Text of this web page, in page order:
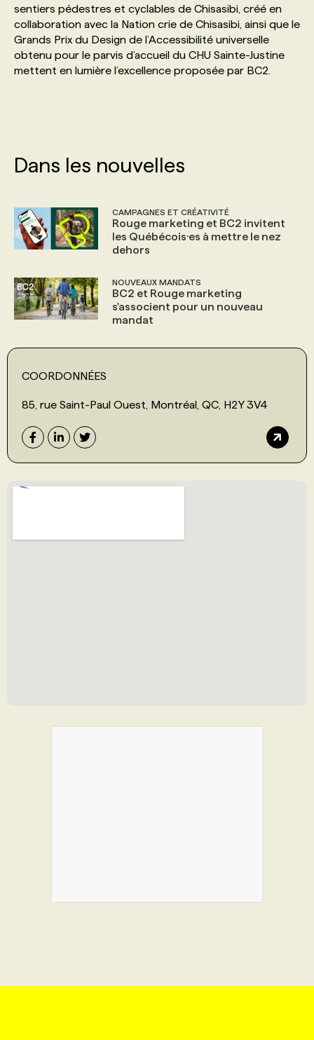
sentiers pédestres et cyclables de Chisasibi, créé en
collaboration avec la Nation crie de Chisasibi, ainsi que le
Grands Prix du Design de l’Accessibilité universelle
obtenu pour le parvis d’accueil du CHU Sainte-Justine
mettent en lumière l’excellence proposée par BC2.
Dans les nouvelles
CAMPAGNES ET CRÉATIVITÉ
Rouge marketing et BC2 invitent
les Québécois·es à mettre le nez
dehors
NOUVEAUX MANDATS
BC2 et Rouge marketing
s'associent pour un nouveau
mandat
COORDONNÉES
85, rue Saint-Paul Ouest, Montréal, QC, H2Y 3V4